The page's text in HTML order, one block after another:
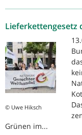
Lieferkettengesetz
© Uwe Hiksch
Grünen im...